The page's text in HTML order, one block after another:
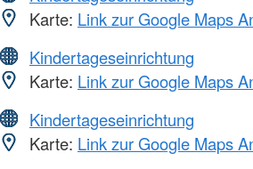
Karte: Link zur Google Maps
Kindertageseinrichtung
Karte: Link zur Google Maps
Kindertageseinrichtung
Karte: Link zur Google Maps